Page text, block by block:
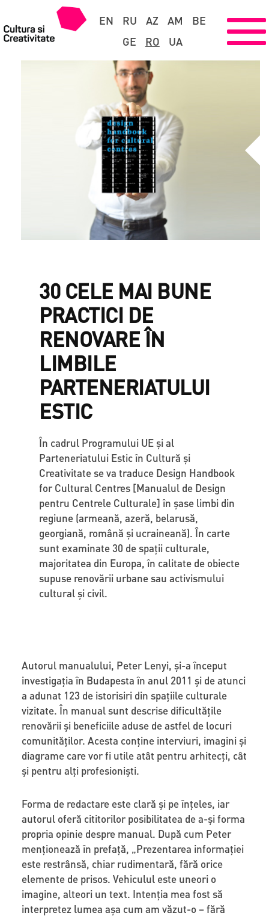
EN RU AZ AM
BE
GE
RO UA
30 CELE MAI BUNE
PRACTICI DE
RENOVARE ÎN
LIMBILE
PARTENERIATULUI
ESTIC
În cadrul Programului UE și al
Parteneriatului Estic în Cultură și
Creativitate se va traduce Design Handbook
for Cultural Centres [Manualul de Design
pentru Centrele Culturale] în șase limbi din
regiune (armeană, azeră, belarusă,
georgiană, română și ucraineană). În carte
sunt examinate 30 de spații culturale,
majoritatea din Europa, în calitate de obiecte
supuse renovării urbane sau activismului
cultural și civil.
Autorul manualului, Peter Lenyi, și-a început
investigația în Budapesta în anul 2011 și de atunci
a adunat 123 de istorisiri din spațiile culturale
vizitate. În manual sunt descrise dificultățile
renovării și beneficiile aduse de astfel de locuri
comunităților. Acesta conține interviuri, imagini și
diagrame care vor fi utile atât pentru arhitecți, cât
și pentru alți profesionişti.
Forma de redactare este clară și pe înțeles, iar
autorul oferă cititorilor posibilitatea de a-și forma
propria opinie despre manual. După cum Peter
menționează în prefață, „Prezentarea informației
este restrânsă, chiar rudimentară, fără orice
elemente de prisos. Vehiculul este uneori o
imagine, alteori un text. Intenția mea fost să
interpretez lumea așa cum am văzut-o – fără